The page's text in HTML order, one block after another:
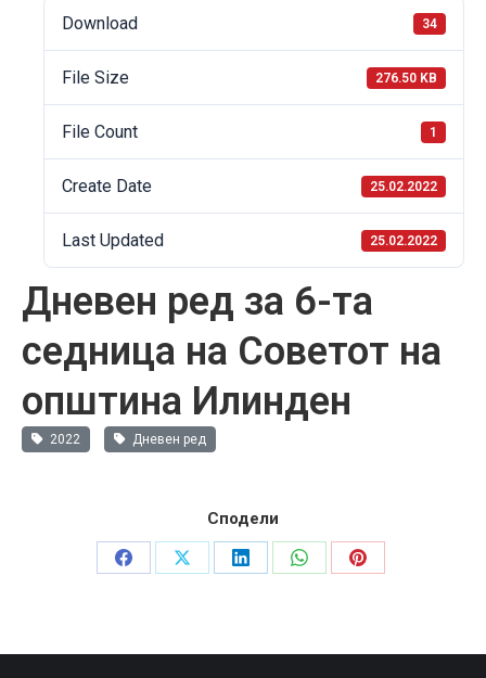
Download 34
File Size 276.50 KB
File Count 1
Create Date 25.02.2022
Last Updated 25.02.2022
Дневен ред за 6-та
седница на Советот на
општина Илинден
2022 Дневен ред
Сподели
Share
Share
Share
Share
Share